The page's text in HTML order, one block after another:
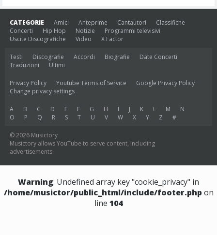
CATEGORIE Amici Anteprime Cantautori
Classifiche
Concerti
Hip Hop Notizie
Programmi televisivi
Uscite Discografiche
Video X Factor
Testi Discografie Accordi Biografie
Date Concerti
Traduzioni
Ultimi
Privacy Policy Youtube Terms of Service
Google Privacy Policy
Change privacy settings
A B C D E F G H I J K L M
N
O
P Q R S T U V W X Y Z #
© 2026 Musictory
Musictory allows YouTube to serve content, including
advertisements
Warning: Undefined array key "cookie_privacy" in
/home/musictor/public_html/include/footer.php on
line 104